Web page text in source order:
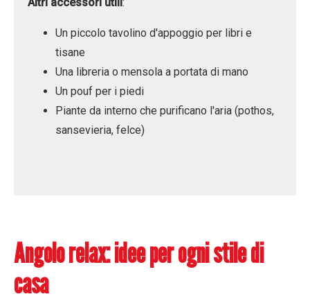
Un piccolo tavolino d'appoggio per libri e
tisane
Una libreria o mensola a portata di mano
Un pouf per i piedi
Piante da interno che purificano l'aria (pothos,
sansevieria, felce)
Angolo relax: idee per ogni stile di
casa